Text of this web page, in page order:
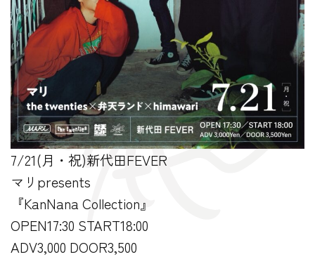
7/21(月・祝)新代田FEVER
マリpresents
『KanNana Collection』
OPEN17:30 START18:00
ADV3,000 DOOR3,500